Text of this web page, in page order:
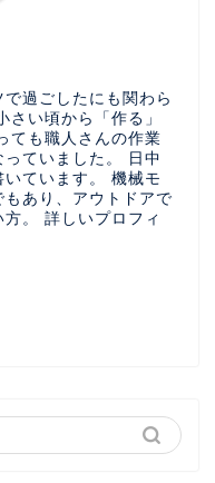
過ごしたにも関わら
い頃から「作る」
ても職人さんの作業
ていました。 日中
ています。 機械モ
もあり、アウトドアで
。 詳しいプロフィ